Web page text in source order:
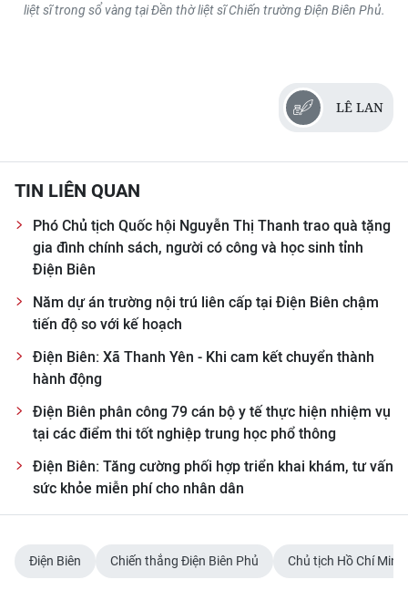
liệt sĩ trong sổ vàng tại Đền thờ liệt sĩ Chiến trường Điện Biên Phủ.
LÊ LAN
TIN LIÊN QUAN
Phó Chủ tịch Quốc hội Nguyễn Thị Thanh trao quà tặng
gia đình chính sách, người có công và học sinh tỉnh
Điện Biên
Năm dự án trường nội trú liên cấp tại Điện Biên chậm
tiến độ so với kế hoạch
Điện Biên: Xã Thanh Yên - Khi cam kết chuyển thành
hành động
Điện Biên phân công 79 cán bộ y tế thực hiện nhiệm vụ
tại các điểm thi tốt nghiệp trung học phổ thông
Điện Biên: Tăng cường phối hợp triển khai khám, tư vấn
sức khỏe miễn phí cho nhân dân
Điện Biên Chiến thắng Điện Biên Phủ Chủ tịch Hồ Chí Minh